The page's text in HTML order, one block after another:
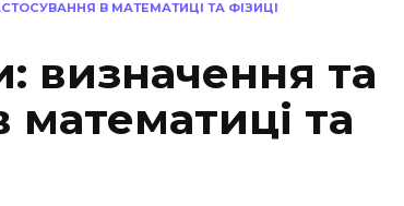
В МАТЕМАТИЦІ ТА ФІЗИЦІ
визначення та
математиці та